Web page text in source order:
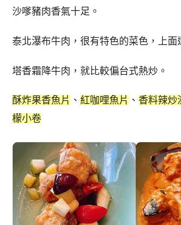
沙嗲豬肉香氣十足。
泰北瀑布牛肉，很有特色的菜色，上面
塔香霜降牛肉，就比較偏台式熱炒。
酥炸果香魚片 、 紅咖哩魚片 、 香料辣炒
檬小卷